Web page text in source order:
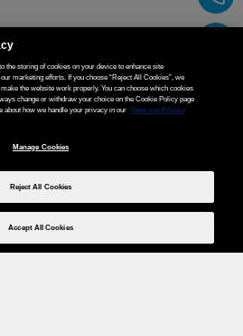
the storing of cookies on your device to enhance site
marketing efforts. If you choose “Reject All Cookies”, we
the website work properly. You can choose which cookies
change or withdraw your choice on the Cookie Policy page
about how we handle your privacy in our
View our Privacy
Manage Cookies
Reject All Cookies
Accept All Cookies